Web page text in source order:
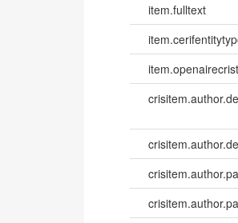
item.fulltext